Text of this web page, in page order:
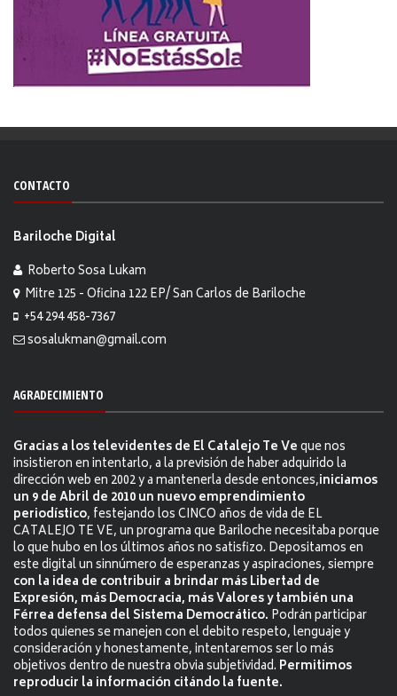
CONTACTO
Bariloche Digital
Roberto Sosa Lukam
Mitre 125 - Oficina 122 EP/ San Carlos de Bariloche
+54 294 458-7367
sosalukman@gmail.com
AGRADECIMIENTO
Gracias a los televidentes de El Catalejo Te Veque nos
insistieron en intentarlo, a la previsión de haber adquirido la
dirección web en 2002 y a mantenerla desde entonces,iniciamos
un 9 de Abril de 2010 un nuevo emprendimiento
periodístico, festejando los CINCO años de vida de EL
CATALEJO TE VE, un programa que Bariloche necesitaba porque
lo que hubo en los últimos años no satisfizo. Depositamos en
este digital un sinnúmero de esperanzas y aspiraciones, siempre
con la idea de contribuir a brindar más Libertad de
Expresión, más Democracia, más Valores y también una
Férrea defensa del Sistema Democrático. Podrán participar
todos quienes se manejen con el debito respeto, lenguaje y
consideración y honestamente, intentaremos ser lo más
objetivos dentro de nuestra obvia subjetividad. Permitimos
reproducir la información citándo la fuente.